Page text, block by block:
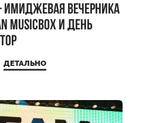
имиджевая вечерника
MUSICBOX и день
ДЕТАЛЬНО